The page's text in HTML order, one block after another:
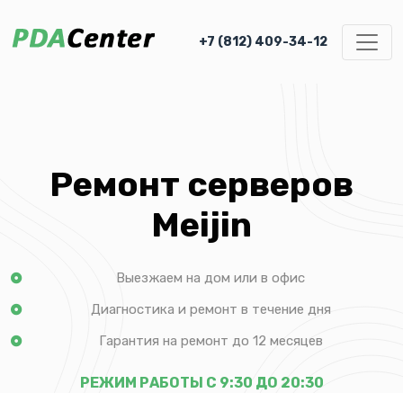
+7 (812) 409-34-12
Ремонт серверов
Meijin
Выезжаем на дом или в офис
Диагностика и ремонт в течение дня
Гарантия на ремонт до 12 месяцев
РЕЖИМ РАБОТЫ С 9:30 ДО 20:30